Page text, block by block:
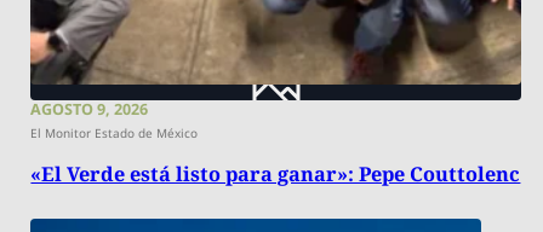
AGOSTO 9, 2026
El Monitor Estado de México
«El Verde está listo para ganar»: Pepe Couttolenc